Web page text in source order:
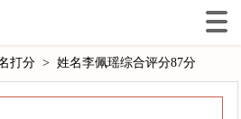
打分 > 姓名李佩瑶综合评分87分